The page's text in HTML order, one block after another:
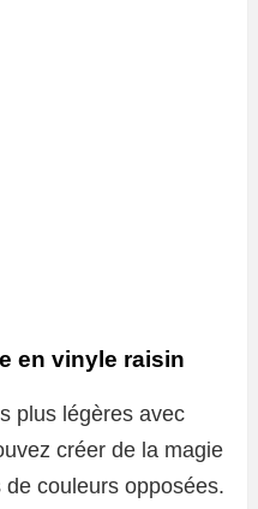
en vinyle raisin
plus légères avec
créer de la magie
couleurs opposées.